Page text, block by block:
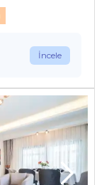
İncele